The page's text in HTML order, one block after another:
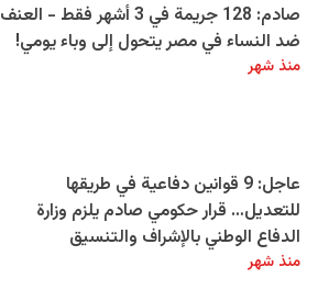
صادم: 128 جريمة في 3 أشهر فقط - العنف
ضد النساء في مصر يتحول إلى وباء يومي!
منذ شهر
عاجل: 9 قوانين دفاعية في طريقها
للتعديل… قرار حكومي صادم يلزم وزارة
الدفاع الوطني بالإشراف والتنسيق
منذ شهر